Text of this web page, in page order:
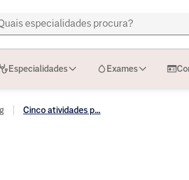
Especialidades Exames
Cinco atividades p...